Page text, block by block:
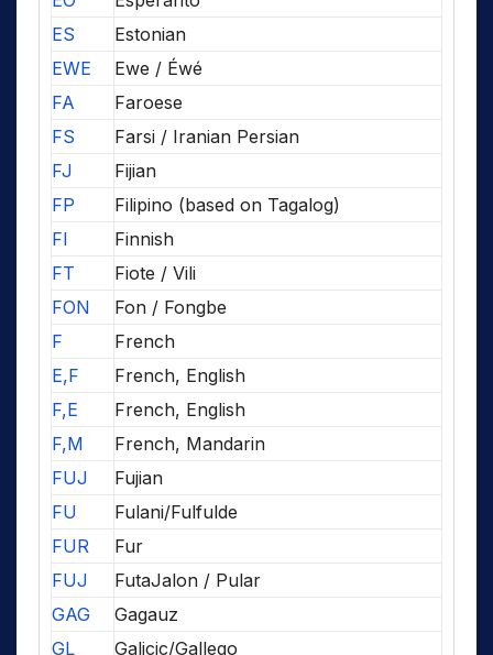
ES
Estonian
EWE
Ewe / Éwé
FA
Faroese
FS
Farsi / Iranian Persian
FJ
Fijian
FP
Filipino (based on Tagalog)
FI
Finnish
FT
Fiote / Vili
FON
Fon / Fongbe
F
French
E,F
French, English
F,E
French, English
F,M
French, Mandarin
FUJ
Fujian
FU
Fulani/Fulfulde
FUR
Fur
FUJ
FutaJalon / Pular
GAG
Gagauz
GL
Galicic/Gallego